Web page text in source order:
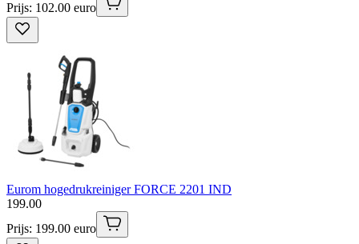
Prijs: 102.00 euro
Eurom hogedrukreiniger FORCE 2201 IND
199.00
Prijs: 199.00 euro